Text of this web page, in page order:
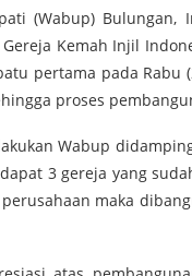
(Wabup) Bulungan,
Kemah Injil
pertama pada Rabu
proses
Wabup
3 gereja yang
maka